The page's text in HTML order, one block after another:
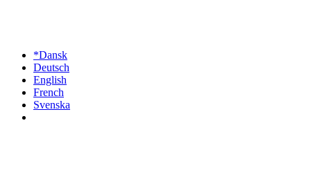
*Dansk
Deutsch
English
French
Svenska